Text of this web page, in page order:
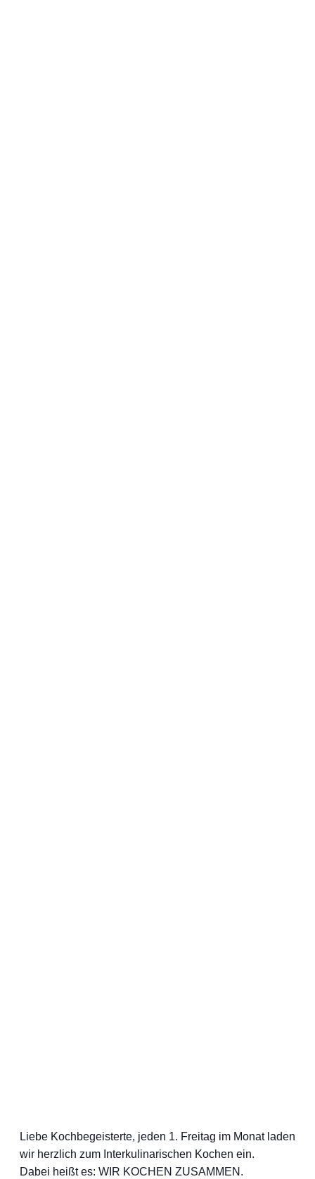
Liebe Kochbegeisterte, jeden 1. Freitag im Monat laden
wir herzlich zum Interkulinarischen Kochen ein.
Dabei heißt es: WIR KOCHEN ZUSAMMEN.